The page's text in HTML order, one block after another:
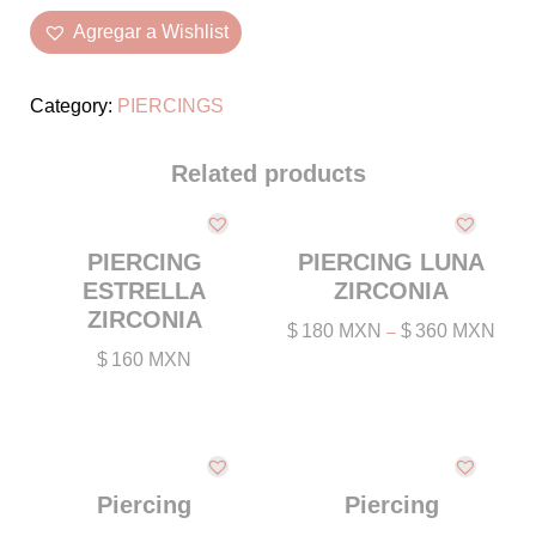
SIN CATEGORIZAR
WISHLIST
UBICACIONES
ZIRCONIA
quantityAgregar a Wishlist
Category: PIERCINGS
Related products
PIERCING
ESTRELLA
ZIRCONIA
$ 160 MXN
PIERCING LUNA
ZIRCONIA
$ 180 MXN –$ 360 MXN
Piercing Piercing